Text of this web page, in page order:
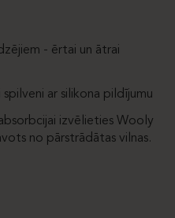
- ērtai un ātrai
ar silikona pildījumu
izvēlieties Wooly
no pārstrādātas vilnas.